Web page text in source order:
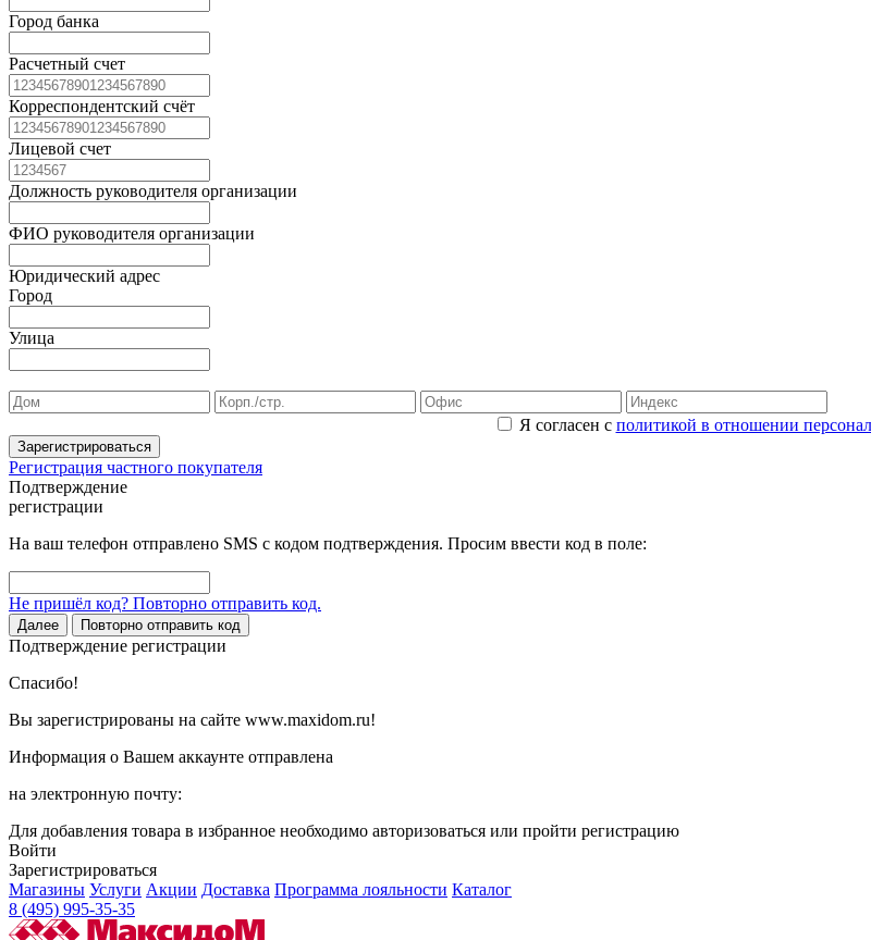
Город банка
Расчетный счет
Корреспондентский счёт
Лицевой счет
Должность руководителя организации
ФИО руководителя организации
Юридический адрес
Город
Улица
Я согласен с политикой в отношении
Зарегистрироваться
Регистрация частного покупателя
Подтверждение
регистрации
На ваш телефон отправлено SMS с кодом подтверждения. Просим ввести код в поле:
Не пришёл код? Повторно отправить код.
Далее Повторно отправить код
Подтверждение регистрации
Спасибо!
Вы зарегистрированы на сайте www.maxidom.ru!
Информация о Вашем аккаунте отправлена
на электронную почту:
Для добавления товара в избранное необходимо авторизоваться или пройти регистрацию
Войти
Зарегистрироваться
Магазины Услуги Акции Доставка Программа лояльности Каталог
8 (495) 995-35-35